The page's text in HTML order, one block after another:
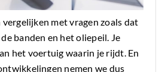
vergelijken met vragen zoals dat
banden en het oliepeil. Je
het voertuig waarin je rijdt. En
nemen we dus